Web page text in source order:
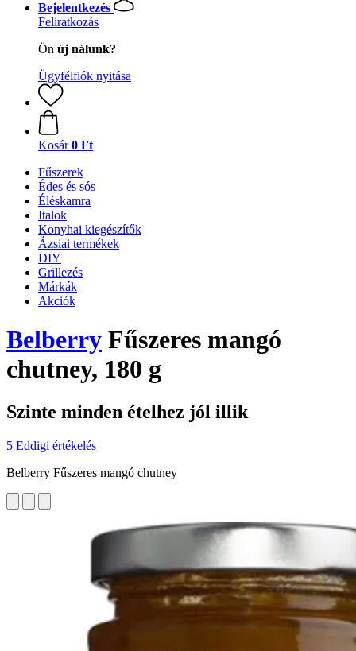
Bejelentkezés
Feliratkozás
Ön új nálunk?
Ügyfélfiók nyitása
Kosár 0 Ft
Fűszerek
Édes és sós
Éléskamra
Italok
Konyhai kiegészítők
Ázsiai termékek
DIY
Grillezés
Márkák
Akciók
Belberry Fűszeres mangó
chutney, 180 g
Szinte minden ételhez jól illik
5 Eddigi értékelés
Belberry Fűszeres mangó chutney